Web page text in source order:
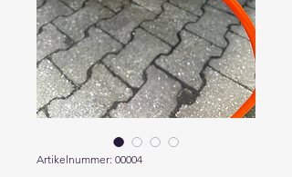
Artikelnummer: 00004